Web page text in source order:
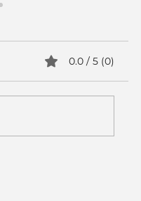
0.0 / 5 (0)